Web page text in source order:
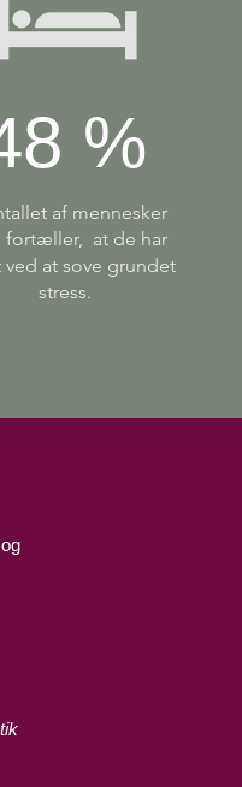
%
af mennesker
fortæller, at de har
at sove grundet
stress.